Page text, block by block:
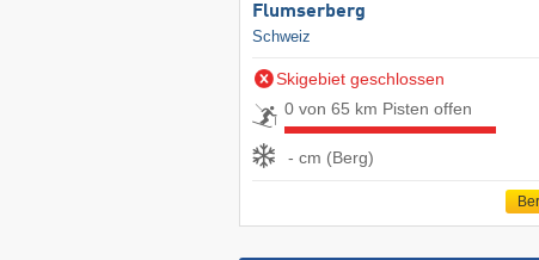
Flumserberg
Schweiz
Skigebiet geschlossen
0 von 65 km Pisten offen
- cm (Berg)